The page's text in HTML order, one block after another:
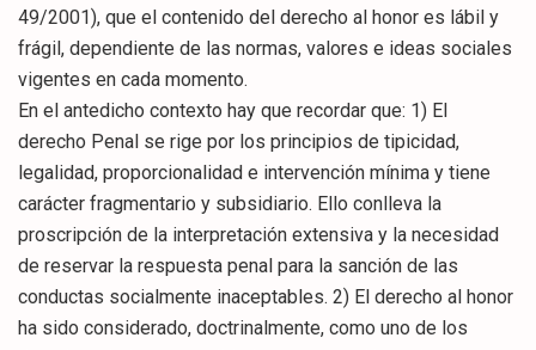
49/2001), que el contenido del derecho al honor es lábil y
frágil, dependiente de las normas, valores e ideas sociales
vigentes en cada momento.
En el antedicho contexto hay que recordar que: 1) El
derecho Penal se rige por los principios de tipicidad,
legalidad, proporcionalidad e intervención mínima y tiene
carácter fragmentario y subsidiario. Ello conlleva la
proscripción de la interpretación extensiva y la necesidad
de reservar la respuesta penal para la sanción de las
conductas socialmente inaceptables. 2) El derecho al honor
ha sido considerado, doctrinalmente, como uno de los